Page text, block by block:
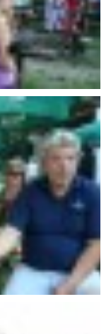
Kontakt
Licomělice
Městec
spojení:
0600
64782832
- starosta SDH